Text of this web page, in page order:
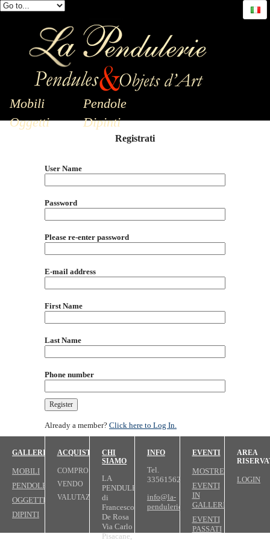
Mobili
Pendole
Oggetti
Dipinti
Registrati
User Name
Password
Please re-enter password
E-mail address
First Name
Last Name
Phone number
Already a member? Click here to Log In.
GALLERIA
MOBILI
PENDOLE
OGGETTI
DIPINTI
ACQUISTIAMO
COMPRO
VENDO
VALUTAZIONI
CHI
SIAMO
LA
PENDULERIE
di
Francesco
De Rosa
Via Carlo
Pisacane,
INFO
Tel.
3356156279
info@la-
pendulerie.com
EVENTI
MOSTRE
EVENTI
IN
GALLERIA
EVENTI
PASSATI
AREA
LOGIN